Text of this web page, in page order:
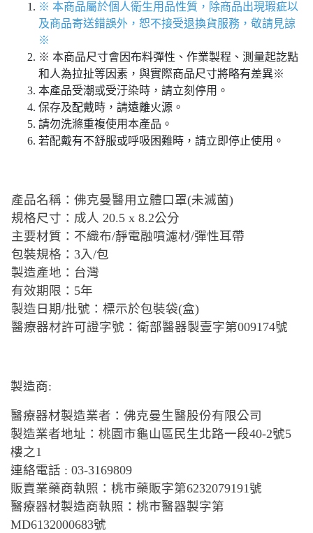
※ 本商品屬於個人衛生用品性質，除商品出現瑕疵以
及商品寄送錯誤外，恕不接受退換貨服務，敬請見諒
※
※ 本商品尺寸會因布料彈性、作業製程、測量起訖點
和人為拉扯等因素，與實際商品尺寸將略有差異※
本產品受潮或受汙染時，請立刻停用。
保存及配戴時，請遠離火源。
請勿洗滌重複使用本產品。
若配戴有不舒服或呼吸困難時，請立即停止使用。
產品名稱：佛克曼醫用立體口罩(未滅菌)
規格尺寸：成人 20.5 x 8.2公分
主要材質：不織布/靜電融噴濾材/彈性耳帶
包裝規格：3入/包
製造產地：台灣
有效期限：5年
製造日期/批號：標示於包裝袋(盒)
醫療器材許可證字號：衛部醫器製壹字第009174號
製造商:
醫療器材製造業者：佛克曼生醫股份有限公司
製造業者地址：桃園市龜山區民生北路一段40-2號5
樓之1
連絡電話 : 03-3169809
販賣業藥商執照：桃市藥販字第6232079191號
醫療器材製造商執照：桃市醫器製字第
MD6132000683號